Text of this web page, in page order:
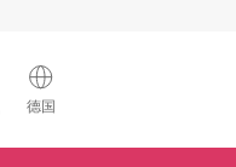
德国